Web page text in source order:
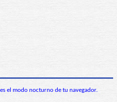
el modo nocturno de tu navegador.